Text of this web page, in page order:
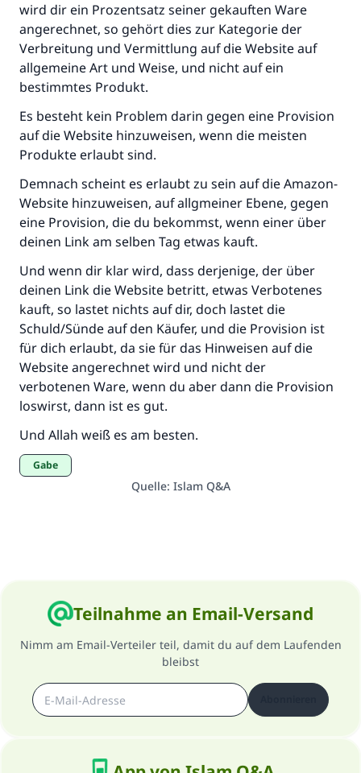
wird dir ein Prozentsatz seiner gekauften Ware
angerechnet, so gehört dies zur Kategorie der
Verbreitung und Vermittlung auf die Website auf
allgemeine Art und Weise, und nicht auf ein
bestimmtes Produkt.
Es besteht kein Problem darin gegen eine Provision
auf die Website hinzuweisen, wenn die meisten
Produkte erlaubt sind.
Demnach scheint es erlaubt zu sein auf die Amazon-
Website hinzuweisen, auf allgmeiner Ebene, gegen
eine Provision, die du bekommst, wenn einer über
deinen Link am selben Tag etwas kauft.
Und wenn dir klar wird, dass derjenige, der über
deinen Link die Website betritt, etwas Verbotenes
kauft, so lastet nichts auf dir, doch lastet die
Schuld/Sünde auf den Käufer, und die Provision ist
für dich erlaubt, da sie für das Hinweisen auf die
Website angerechnet wird und nicht der
verbotenen Ware, wenn du aber dann die Provision
loswirst, dann ist es gut.
Und Allah weiß es am besten.
Gabe
Quelle: Islam Q&A
Teilnahme an Email-Versand
Nimm am Email-Verteiler teil, damit du auf dem Laufenden
bleibst